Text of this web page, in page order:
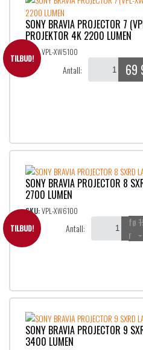
TILBUD!
SONY BRAVIA PROJECTOR 7
PROJEKTOR 4K 2200 LUMEN
SKU:VPL-XW5100
Antall: 69
P
o
r
å
e
:
9
9
TILBUD!
SONY BRAVIA PROJECTOR 8
2700 LUMEN
SKU:VPL-XW6100
Antall:
-
O
i
n
n
N
r
e
n
SONY BRAVIA PROJECTOR 9
3400 LUMEN